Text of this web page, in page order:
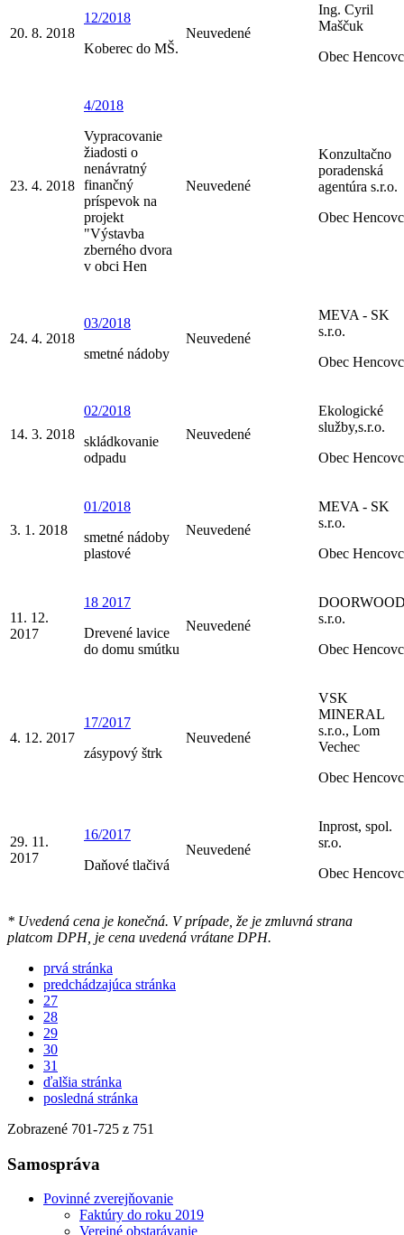
20. 8. 2018
12/2018
Koberec do MŠ.
Neuvedené
Ing. Cyril
Maščuk
Obec
23. 4. 2018
4/2018
Vypracovanie
žiadosti o
nenávratný
finančný
príspevok na
projekt
"Výstavba
zberného dvora
v obci Hen
Neuvedené
Konzultačno
poradenská
agentúra s.r.o.
Obec
24. 4. 2018
03/2018
smetné nádoby
Neuvedené
MEVA - SK
s.r.o.
Obec
14. 3. 2018
02/2018
skládkovanie
odpadu
Neuvedené
Ekologické
služby,s.r.o.
Obec
3. 1. 2018
01/2018
smetné nádoby
plastové
Neuvedené
MEVA - SK
s.r.o.
Obec
11. 12.
2017
18 2017
Drevené lavice
do domu smútku
Neuvedené
s.r.o.
Obec
4. 12. 2017
17/2017
zásypový štrk
Neuvedené
VSK
MINERAL
s.r.o., Lom
Vechec
Obec
29. 11.
2017
16/2017
Daňové tlačivá
Neuvedené
Inprost, spol.
sr.o.
Obec
* Uvedená cena je konečná. V prípade, že je zmluvná strana
platcom DPH, je cena uvedená vrátane DPH.
prvá stránka
predchádzajúca stránka
27
28
29
30
31
ďalšia stránka
posledná stránka
Zobrazené 701-725 z 751
Samospráva
Povinné zverejňovanie
Faktúry do roku 2019
Verejné obstarávanie